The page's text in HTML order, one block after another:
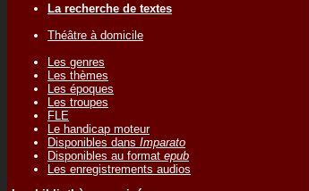
La recherche de textes
Théâtre à domicile
Les genres
Les thèmes
Les époques
Les troupes
FLE
Le handicap moteur
Disponibles dans Imparato
Disponibles au format epub
Les enregistrements audios